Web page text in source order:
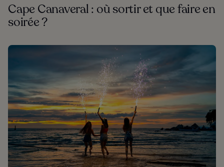
Cape Canaveral : où sortir et que faire en
soirée ?